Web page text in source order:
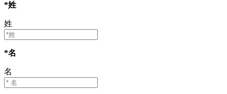
*姓
姓
*名
名